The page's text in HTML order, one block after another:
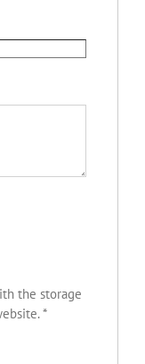
the storage
*